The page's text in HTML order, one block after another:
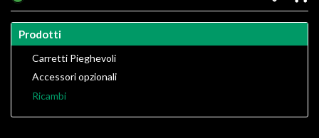
Prodotti
Carretti Pieghevoli
Accessori opzionali
Ricambi